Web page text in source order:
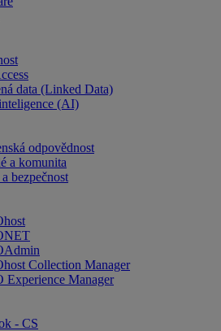
data (Linked Data)
(AI)
odpovědnost
a komunita
bezpečnost
Collection Manager
Experience Manager
- CS